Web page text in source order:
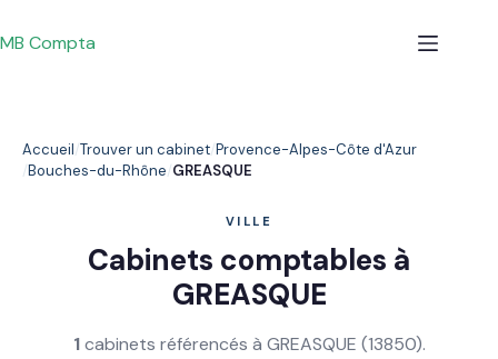
au
contenu
MB Compta
Accueil Trouver un cabinet Provence-Alpes-Côte d'Azur
Bouches-du-Rhône GREASQUE
VILLE
Cabinets comptables à
GREASQUE
1cabinets référencés à GREASQUE (13850).